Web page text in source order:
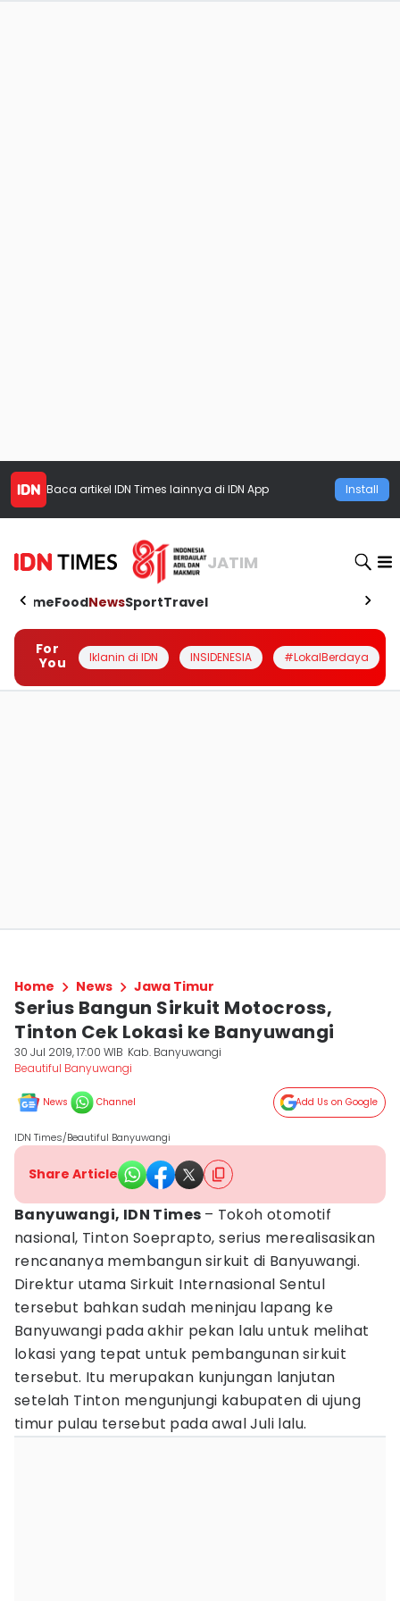
Baca artikel IDN Times lainnya di IDN App Install
JATIM
HomeFoodNewsSportTravel
For
You
Iklanin di IDN INSIDENESIA #LokalBerdaya
Home News Jawa Timur
Serius Bangun Sirkuit Motocross,
Tinton Cek Lokasi ke Banyuwangi
30 Jul 2019, 17:00 WIB Kab. Banyuwangi
Beautiful Banyuwangi
News Channel Add Us on Google
IDN Times/Beautiful Banyuwangi
Share Article
Banyuwangi, IDN Times – Tokoh otomotif
nasional, Tinton Soeprapto, serius merealisasikan
rencananya membangun sirkuit di Banyuwangi.
Direktur utama Sirkuit Internasional Sentul
tersebut bahkan sudah meninjau lapang ke
Banyuwangi pada akhir pekan lalu untuk melihat
lokasi yang tepat untuk pembangunan sirkuit
tersebut. Itu merupakan kunjungan lanjutan
setelah Tinton mengunjungi kabupaten di ujung
timur pulau tersebut pada awal Juli lalu.